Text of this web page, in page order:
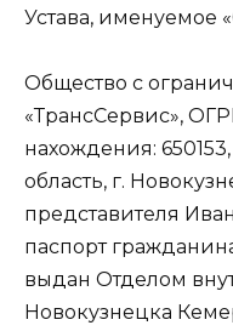
Устава, именуемое
Общество с
«ТрансСервис»,
нахождения:
область, г.
представителя
паспорт
выдан Отделом
Новокузнецка